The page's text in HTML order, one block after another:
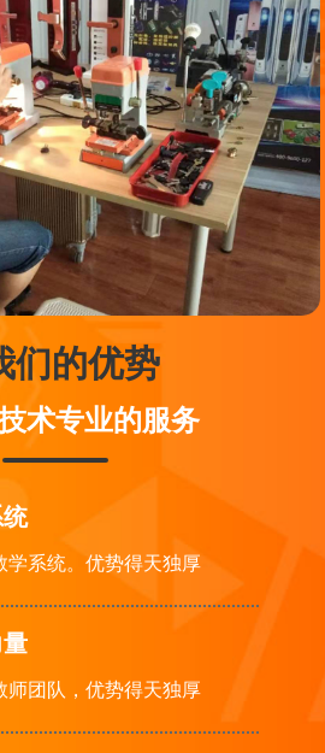
们的优势
术专业的服务
学系统。优势得天独厚
师团队，优势得天独厚